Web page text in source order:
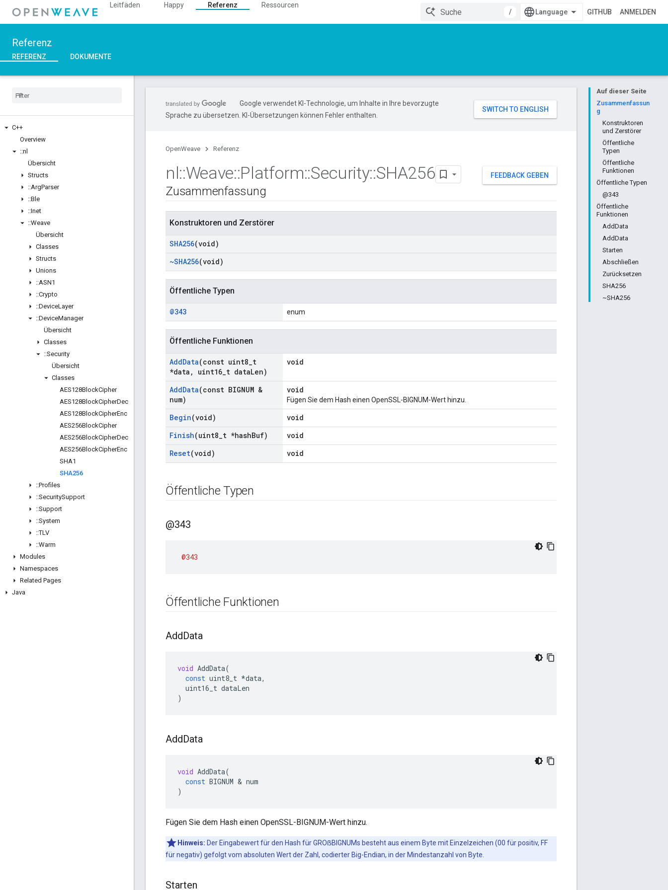
Leitfäden Happy Referenz
Ressourcen
/
GITHUB ANMELDEN
Referenz
REFERENZ DOKUMENTE
C++
Overview
::nl
Übersicht
Structs
::ArgParser
::Ble
::Inet
::Weave
Übersicht
Classes
Structs
Unions
::ASN1
::Crypto
::DeviceLayer
::DeviceManager
Übersicht
Classes
::Security
Übersicht
Classes
AES128BlockCipher
AES128BlockCipherDec
AES128BlockCipherEnc
AES256BlockCipher
AES256BlockCipherDec
AES256BlockCipherEnc
SHA1
SHA256
::Profiles
::SecuritySupport
::Support
::System
::TLV
::Warm
Modules
Namespaces
Related Pages
Java
Auf dieser Seite
Zusammenfassun
g
Konstruktoren
und Zerstörer
Öffentliche
Typen
Öffentliche
Funktionen
Öffentliche Typen
@343
Öffentliche
Funktionen
AddData
AddData
Starten
Abschließen
Zurücksetzen
SHA256
~SHA256
Google verwendet KI-Technologie, um Inhalte in Ihre bevorzugte
Sprache zu übersetzen. KI-Übersetzungen können Fehler enthalten.
OpenWeave Referenz
FEEDBACK GEBEN
nl::Weave::Platform::Security::SHA256
Zusammenfassung
Konstruktoren und Zerstörer
SHA256(void)
~SHA256(void)
Öffentliche Typen
@343 enum
Öffentliche Funktionen
AddData(const uint8 t
*data , uint16 t dataLen)
void
AddData(const BIGNUM &
num)
void
Fügen Sie dem Hash einen OpenSSL-BIGNUM-Wert hinzu.
Begin(void)
void
Finish(uint8 t *hashBuf)
void
Reset(void) void
Öffentliche Typen
@343
@343
Öffentliche Funktionen
AddData
void AddData(
const uint8_t *data,
uint16_t dataLen
)
AddData
void AddData(
const BIGNUM & num
)
Fügen Sie dem Hash einen OpenSSL-BIGNUM-Wert hinzu.
Hinweis: Der Eingabewert für den Hash für GROẞBIGNUMs besteht aus einem Byte mit Einzelzeichen (00 für positiv, FF
für negativ) gefolgt vom absoluten Wert der Zahl, codierter Big-Endian, in der Mindestanzahl von Byte.
Starten